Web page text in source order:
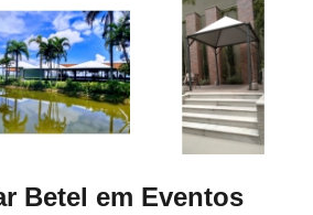
Betel em Eventos